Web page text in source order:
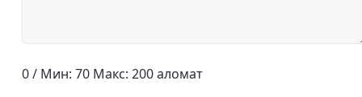
0 / Мин: 70 Макс: 200 аломат